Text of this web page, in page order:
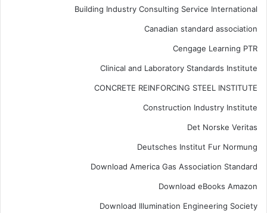
Building Industry Consulting Service International
Canadian standard association
Cengage Learning PTR
Clinical and Laboratory Standards Institute
CONCRETE REINFORCING STEEL INSTITUTE
Construction Industry Institute
Det Norske Veritas
Deutsches Institut Fur Normung
Download America Gas Association Standard
Download eBooks Amazon
Download Illumination Engineering Society